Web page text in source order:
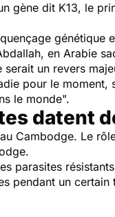
gène dit K13, le
génétique
en Arabie
un revers
pour le moment,
le monde".
datent
Cambodge. Le
parasites
pendant un